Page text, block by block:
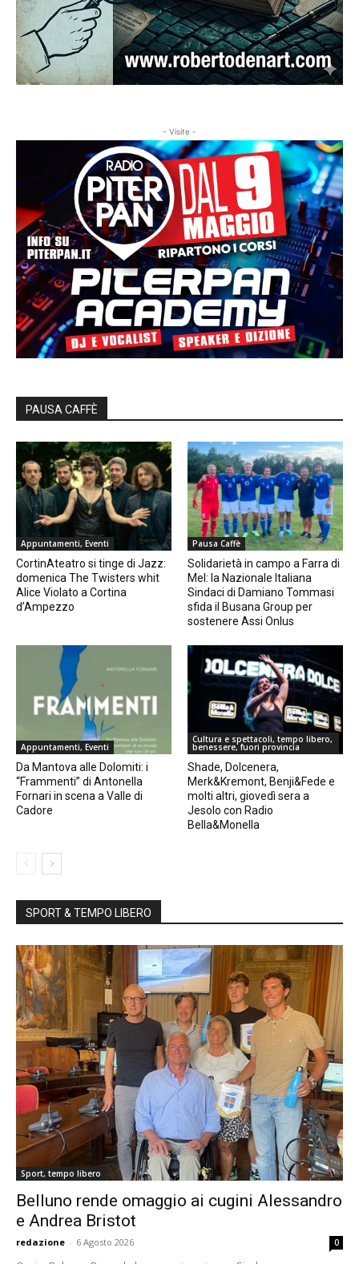
- Visite -
PAUSA CAFFÈ
Appuntamenti, Eventi
CortinAteatro si tinge di Jazz:
domenica The Twisters whit
Alice Violato a Cortina
d’Ampezzo
Pausa Caffè
Solidarietà in campo a Farra di
Mel: la Nazionale Italiana
Sindaci di Damiano Tommasi
sfida il Busana Group per
sostenere Assi Onlus
Appuntamenti, Eventi
Da Mantova alle Dolomiti: i
“Frammenti” di Antonella
Fornari in scena a Valle di
Cadore
Cultura e spettacoli, tempo libero,
benessere, fuori provincia
Shade, Dolcenera,
Merk&Kremont, Benji&Fede e
molti altri, giovedì sera a
Jesolo con Radio
Bella&Monella
SPORT & TEMPO LIBERO
Sport, tempo libero
Belluno rende omaggio ai cugini Alessandro
e Andrea Bristot
redazione - 6 Agosto 2026 0